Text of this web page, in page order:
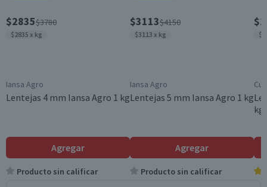
$2835$3780
$2835 x kg
Iansa Agro
Lentejas 4 mm Iansa Agro 1 kg
Agregar
Producto sin calificar
$3113$4150
$3113 x kg
Iansa Agro
Lentejas 5 mm Iansa Agro 1 kg
Agregar
Producto sin calificar
kg